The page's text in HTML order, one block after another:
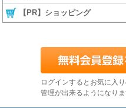
【PR】ショッピング
ログインするとお気に入
管理が出来るようになり